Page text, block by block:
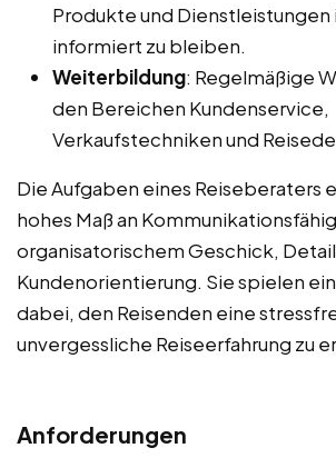
Produkte und Dienstleistungen
informiert zu bleiben.
Weiterbildung: Regelmäßige
den Bereichen Kundenservice,
Verkaufstechniken und
Die Aufgaben eines Reiseberaters
hohes Maß an
organisatorischem Geschick,
Kundenorientierung. Sie spielen
dabei, den Reisenden eine
unvergessliche Reiseerfahrung zu
Anforderungen